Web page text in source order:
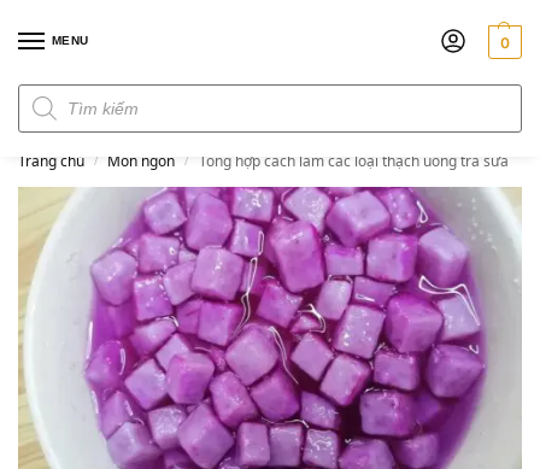
MENU 0
Trang chủ / Món ngon / Tổng hợp cách làm các loại thạch uống trà sữa